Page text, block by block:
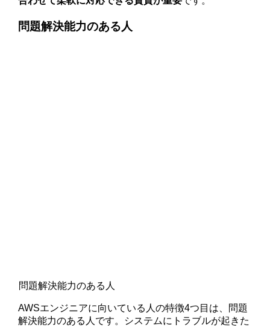
問題解決能力のある人
問題解決能力のある人
AWSエンジニアに向いている人の特徴4つ目は、問題
解決能力のある人です。システムにトラブルが起きた